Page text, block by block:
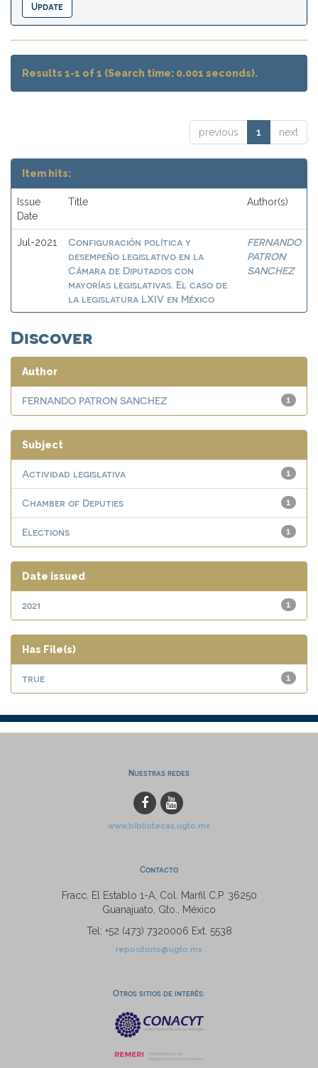
Results 1-1 of 1 (Search time: 0.001 seconds).
previous 1 next
Item hits:
Issue
Date
Title Author(s)
Jul-2021
Configuración política y
desempeño legislativo en la
Cámara de Diputados con
mayorías legislativas. El caso de
la legislatura LXIV en México
FERNANDO
PATRON
SANCHEZ
Discover
Author
1
FERNANDO PATRON SANCHEZ
Subject
1
Actividad legislativa
1
Chamber of Deputies
1
Elections
Date issued
1
2021
Has File(s)
1
true
Nuestras redes
www.bibliotecas.ugto.mx
Contacto
Fracc. El Establo 1-A, Col. Marfil C.P. 36250
Guanajuato, Gto., México
Tel: +52 (473) 7320006 Ext. 5538
repositorio@ugto.mx
Otros sitios de interés: